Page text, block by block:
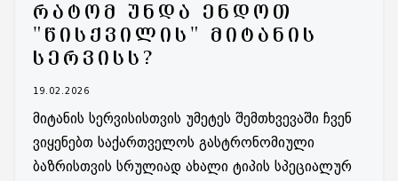
ᲠᲐᲢᲝᲛ ᲣᲜᲓᲐ ᲔᲜᲓᲝᲗ
"ᲬᲘᲡᲥᲕᲘᲚᲘᲡ" ᲛᲘᲢᲐᲜᲘᲡ
ᲡᲔᲠᲕᲘᲡᲡ?
19.02.2026
მიტანის სერვისისთვის უმეტეს შემთხვევაში ჩვენ
ვიყენებთ საქართველოს გასტრონომიული
ბაზრისთვის სრულიად ახალი ტიპის სპეციალურ